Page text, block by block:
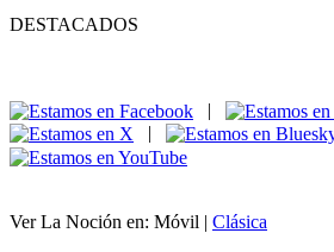
DESTACADOS
|
|
Ver La Noción en: Móvil | Clásica